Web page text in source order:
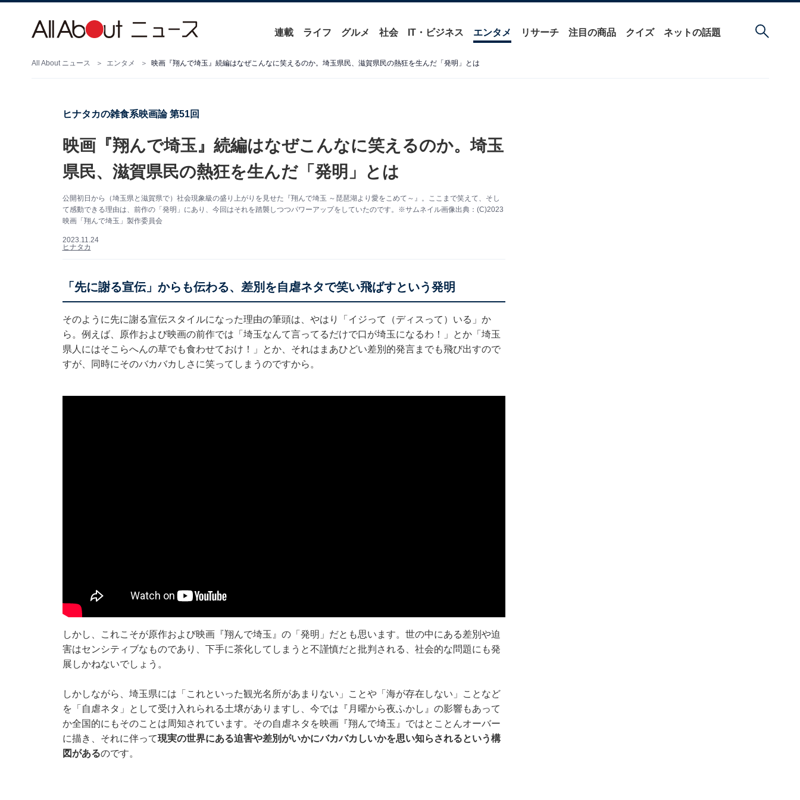
連載 ライフ グルメ 社会 IT・ビジネス エンタメ リサーチ 注目の商品 クイズ ネットの話題
All About ニュース エンタメ 映画『翔んで埼玉』続編はなぜこんなに笑えるのか。埼玉県民、滋賀県民の熱狂を生んだ「発明」とは
ヒナタカの雑食系映画論 第51回
映画『翔んで埼玉』続編はなぜこんなに笑えるのか。埼玉
県民、滋賀県民の熱狂を生んだ「発明」とは
公開初日から（埼玉県と滋賀県で）社会現象級の盛り上がりを見せた『翔んで埼玉 ～琵琶湖より愛をこめて～』。ここまで笑えて、そし
て感動できる理由は、前作の「発明」にあり、今回はそれを踏襲しつつパワーアップをしていたのです。※サムネイル画像出典：(C)2023
映画「翔んで埼玉」製作委員会
2023.11.24
ヒナタカ
「先に謝る宣伝」からも伝わる、差別を自虐ネタで笑い飛ばすという発明
そのように先に謝る宣伝スタイルになった理由の筆頭は、やはり「イジって（ディスって）いる」か
ら。例えば、原作および映画の前作では「埼玉なんて言ってるだけで口が埼玉になるわ！」とか「埼玉
県人にはそこらへんの草でも食わせておけ！」とか、それはまあひどい差別的発言までも飛び出すので
すが、同時にそのバカバカしさに笑ってしまうのですから。
しかし、これこそが原作および映画『翔んで埼玉』の「発明」だとも思います。世の中にある差別や迫
害はセンシティブなものであり、下手に茶化してしまうと不謹慎だと批判される、社会的な問題にも発
展しかねないでしょう。
しかしながら、埼玉県には「これといった観光名所があまりない」ことや「海が存在しない」ことなど
を「自虐ネタ」として受け入れられる土壌がありますし、今では『月曜から夜ふかし』の影響もあって
か全国的にもそのことは周知されています。その自虐ネタを映画『翔んで埼玉』ではとことんオーバー
に描き、それに伴って現実の世界にある迫害や差別がいかにバカバカしいかを思い知らされるという構
図があるのです。